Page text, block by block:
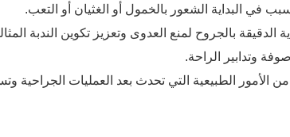
في البداية الشعور بالخمول أو الغثيان أو التعب.
بالجروح لمنع العدوى وتعزيز تكوين الندبة
وتدابير الراحة.
من الأمور الطبيعية التي تحدث بعد العمليات